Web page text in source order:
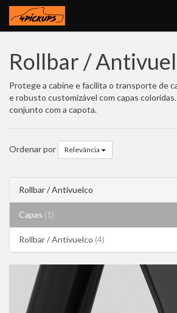
Rollbar /
Protege a cabine e facilita o transporte de
e robusto customizável com capas
conjunto com a capota.
Ordenar por Relevância
Rollbar / Antivuelco
Capas (1)
Rollbar / Antivuelco (4)